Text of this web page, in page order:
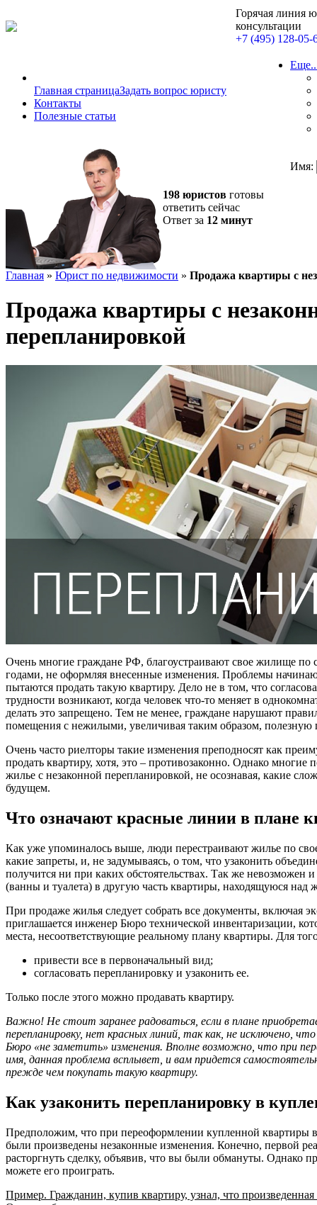
Горячая линия
консультации
+7 (495) 128-05-
Главная страницаЗадать вопрос юристу
Контакты
Полезные статьи
198 юристов готовы
ответить сейчас
Ответ за 12 минут
Имя:
Главная » Юрист по недвижимости » Продажа квартиры с
Продажа квартиры с
перепланировкой
Очень многие граждане РФ, благоустраивают свое жилище по
годами, не оформляя внесенные изменения. Проблемы
пытаются продать такую квартиру. Дело не в том, что
трудности возникают, когда человек что-то меняет в
делать это запрещено. Тем не менее, граждане нарушают
помещения с нежилыми, увеличивая таким образом, полезную
Очень часто риелторы такие изменения преподносят как
продать квартиру, хотя, это – противозаконно. Однако многие
жилье с незаконной перепланировкой, не осознавая, какие
будущем.
Что означают красные линии в плане
Как уже упоминалось выше, люди перестраивают жилье по
какие запреты, и, не задумываясь, о том, что узаконить
получится ни при каких обстоятельствах. Так же
(ванны и туалета) в другую часть квартиры, находящуюся над
При продаже жилья следует собрать все документы, включая
приглашается инженер Бюро технической инвентаризации,
места, несоответствующие реальному плану квартиры. Для
привести все в первоначальный вид;
согласовать перепланировку и узаконить ее.
Только после этого можно продавать квартиру.
Важно! Не стоит заранее радоваться, если в плане
перепланировку, нет красных линий, так как, не исключено,
Бюро «не заметить» изменения. Вполне возможно, что при
имя, данная проблема всплывет, и вам придется
прежде чем покупать такую квартиру.
Как узаконить перепланировку в
Предположим, что при переоформлении купленной квартиры
были произведены незаконные изменения. Конечно, первой
расторгнуть сделку, объявив, что вы были обмануты. Однако
можете его проиграть.
Пример. Гражданин, купив квартиру, узнал, что